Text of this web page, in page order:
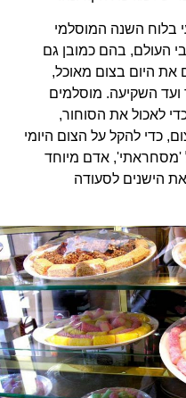
השנה המוסלמי
בהם כמובן גם
היום בצום מאוכל,
השקיעה. מוסלמים
לאכול את הסוחור,
להקל על הצום היומי
אדם מיוחד
הישנים לסעודה